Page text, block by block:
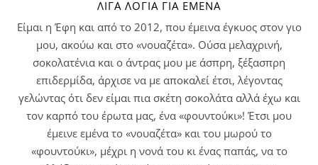
ΛΊΓΑ ΛΌΓΙΑ ΓΙΑ ΕΜΈΝΑ
Είμαι η Έφη και από το 2012, που έμεινα έγκυος στον γιο
μου, ακούω και στο «νουαζέτα». Ούσα μελαχρινή,
σοκολατένια και ο άντρας μου με άσπρη, ξέξασπρη
επιδερμίδα, άρχισε να με αποκαλεί έτσι, λέγοντας
γελώντας ότι δεν είμαι πια σκέτη σοκολάτα αλλά έχω και
τον καρπό του έρωτα μας, ένα «φουντούκι»! Έτσι μου
έμεινε εμένα το «νουαζέτα» και του μωρού το
«φουντούκι», μέχρι η νονά του κι ένας παπάς, να το